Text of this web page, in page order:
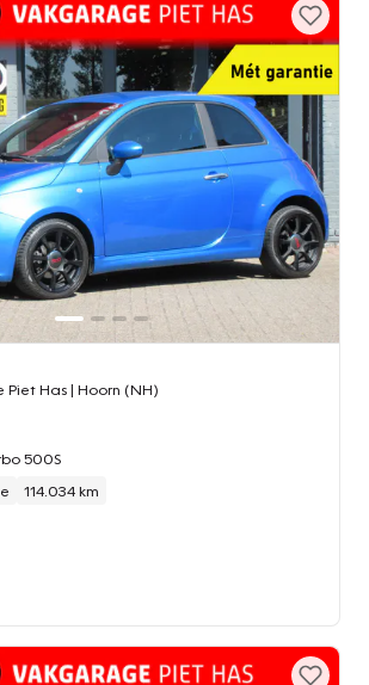
Piet Has| Hoorn (NH)
500S
114.034 km